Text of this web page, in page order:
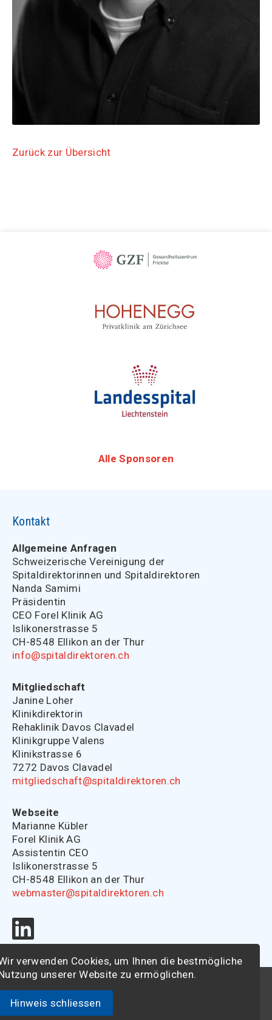
Zurück zur Übersicht
Alle Sponsoren
Kontakt
Allgemeine Anfragen
Schweizerische Vereinigung der
Spitaldirektorinnen und Spitaldirektoren
Nanda Samimi
Präsidentin
CEO Forel Klinik AG
Islikonerstrasse 5
CH-8548 Ellikon an der Thur
info@spitaldirektoren.ch
Mitgliedschaft
Janine Loher
Klinikdirektorin
Rehaklinik Davos Clavadel
Klinikgruppe Valens
Klinikstrasse 6
7272 Davos Clavadel
mitgliedschaft@spitaldirektoren.ch
Webseite
Marianne Kübler
Forel Klinik AG
Assistentin CEO
Islikonerstrasse 5
CH-8548 Ellikon an der Thur
webmaster@spitaldirektoren.ch
© 2026 - Schweizerische Vereinigung der
Spitaldirektoren
verwenden Cookies, um Ihnen die bestmögliche
unserer Website zu ermöglichen.
Hinweis schliessen